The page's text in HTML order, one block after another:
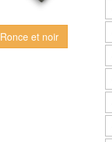
Ronce et noir